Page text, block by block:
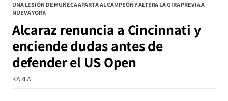
UNA LESIÓN DE MUÑECA APARTA AL CAMPEÓN Y ALTERA LA GIRA PREVIA A
NUEVA YORK
Alcaraz renuncia a Cincinnati y
enciende dudas antes de
defender el US Open
KARLA